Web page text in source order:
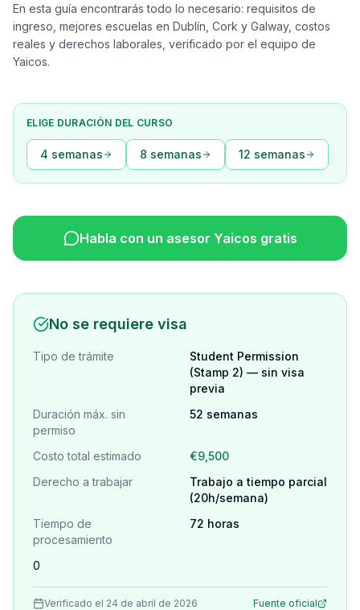
En esta guía encontrarás todo lo necesario: requisitos de
ingreso, mejores escuelas en Dublín, Cork y Galway, costos
reales y derechos laborales, verificado por el equipo de
Yaicos.
ELIGE DURACIÓN DEL CURSO
4 semanas 8 semanas 12 semanas
Habla con un asesor Yaicos gratis
No se requiere visa
Tipo de trámite
Student Permission
(Stamp 2) — sin visa
previa
Duración máx. sin
permiso
52 semanas
Costo total estimado
€9,500
Derecho a trabajar
Trabajo a tiempo parcial
(20h/semana)
Tiempo de
procesamiento
72 horas
0
Verificado el 24 de abril de 2026 Fuente oficial